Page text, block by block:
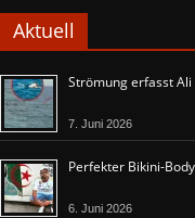
Aktuell
Strömung erfasst
7. Juni 2026
Perfekter Bikini-
6. Juni 2026